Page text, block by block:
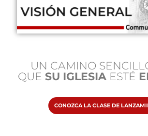
UN CAMINO
QUE SU IGLESIAESTÉ
CONOZCA LA CLASE DE